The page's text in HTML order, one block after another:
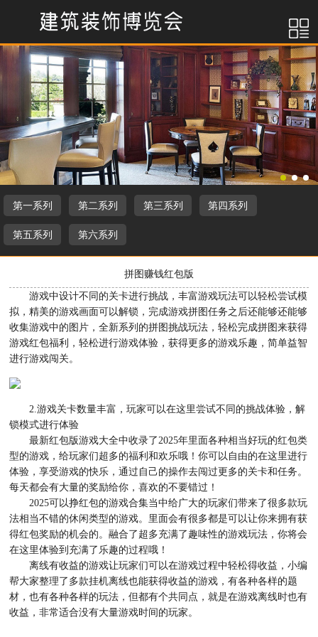
第一系列 第二系列 第三系列 第四系列
第五系列 第六系列
拼图赚钱红包版
游戏中设计不同的关卡进行挑战，丰富游戏玩法可以轻松尝试模
拟，精美的游戏画面可以解锁，完成游戏拼图任务之后还能够还能够
收集游戏中的图片，全新系列的拼图挑战玩法，轻松完成拼图来获得
游戏红包福利，轻松进行游戏体验，获得更多的游戏乐趣，简单益智
进行游戏闯关。
2.游戏关卡数量丰富，玩家可以在这里尝试不同的挑战体验，解
锁模式进行体验
最新红包版游戏大全中收录了2025年里面各种相当好玩的红包类
型的游戏，给玩家们超多的福利和欢乐哦！你可以自由的在这里进行
体验，享受游戏的快乐，通过自己的操作去闯过更多的关卡和任务。
每天都会有大量的奖励给你，喜欢的不要错过！
2025可以挣红包的游戏合集当中给广大的玩家们带来了很多款玩
法相当不错的休闲类型的游戏。里面会有很多都是可以让你来拥有获
得红包奖励的机会的。融合了超多充满了趣味性的游戏玩法，你将会
在这里体验到充满了乐趣的过程哦！
离线有收益的游戏让玩家们可以在游戏过程中轻松得收益，小编
帮大家整理了多款挂机离线也能获得收益的游戏，有各种各样的题
材，也有各种各样的玩法，但都有个共同点，就是在游戏离线时也有
收益，非常适合没有大量游戏时间的玩家。